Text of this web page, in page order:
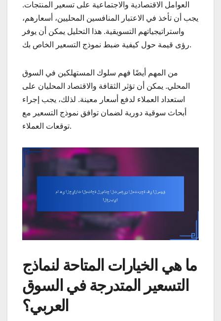
العوامل الاقتصادية والاجتماعية على تسعير المنتجات.
يجب أن تأخذ في الاعتبار المنافسين المحليين، أسعارهم،
واستراتيجياتهم التسويقية. هذا التحليل يمكن أن يوفر
رؤى قيمة حول كيفية ضبط نموذج التسعير الخاص بك.
من المهم أيضًا فهم سلوك المستهلكين في السوق
المحلي. يمكن أن تؤثر الثقافة والاقتصاد المحليان على
استعداد العملاء لدفع أسعار معينة. لذلك، يجب إجراء
أبحاث سوقية دورية لضمان توافق نموذج التسعير مع
توقعات العملاء.
ما هي الخيارات المتاحة لنماذج
التسعير المتدرجة في السوق
العربي؟